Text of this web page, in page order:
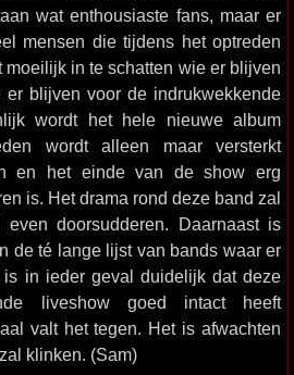
wat enthousiaste fans, maar er
mensen die tijdens het optreden
in te schatten wie er blijven
blijven voor de indrukwekkende
wordt het hele nieuwe album
wordt alleen maar versterkt
en het einde van de show erg
is. Het drama rond deze band zal
doorsudderen. Daarnaast is
de té lange lijst van bands waar er
in ieder geval duidelijk dat deze
liveshow goed intact heeft
valt het tegen. Het is afwachten
klinken. (Sam)